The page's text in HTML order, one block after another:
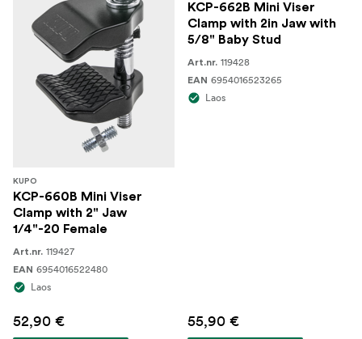
KUPO
KCP-660B Mini Viser
Clamp with 2" Jaw
1/4"-20 Female
Art.nr. 119427
EAN 6954016522480
Laos
52,90 €
KCP-662B Mini Viser
Clamp with 2in Jaw with
5/8" Baby Stud
Art.nr. 119428
EAN 6954016523265
Laos
55,90 €